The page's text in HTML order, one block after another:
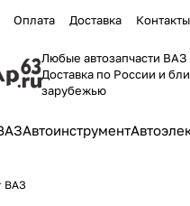
Оплата Доставка Контакты
Любые автозапчасти ВАЗ
Доставка по России и
зарубежью
Автоинструмент
ВАЗ